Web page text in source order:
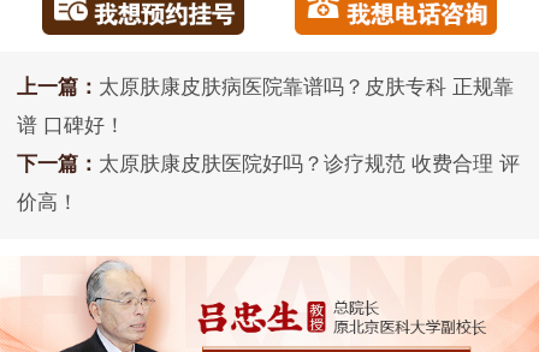
上一篇： 太原肤康皮肤病医院靠谱吗？皮肤专科 正规靠
谱 口碑好！
下一篇： 太原肤康皮肤医院好吗？诊疗规范 收费合理 评
价高！